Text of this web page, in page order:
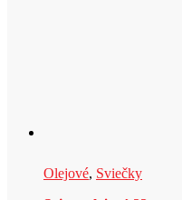
Olejové, Sviečky